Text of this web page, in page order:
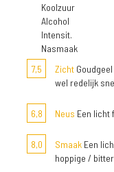
Koolzuur
Alcohol
Intensit.
Nasmaak
7,5
Zicht
wel redelijk
6,8 Neus Een licht
8,0 Smaak Een
hoppige /